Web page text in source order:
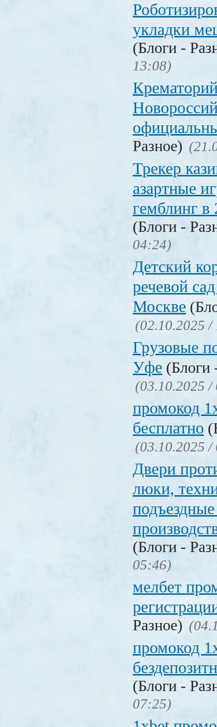
укладки
(Блоги -
13:08)
Разное)
Трекер
азартные
гемблинг в
(Блоги -
04:24)
Детский
речевой
Москве
(02.10.2025 /
Грузовые
Уфе (Блоги
(03.10.2025 /
промокод
бесплатно
(03.10.2025 /
Двери
люки,
(Блоги -
05:46)
мелбет
Разное)
промокод
(Блоги -
07:25)